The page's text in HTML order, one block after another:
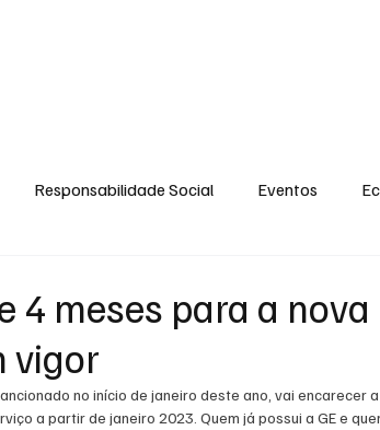
Responsabilidade Social Eventos
Josino
Carlos Campista
4 meses para a
vigor
no início de janeiro deste ano, vai encarecer
a partir de janeiro 2023. Quem já possui a GE e